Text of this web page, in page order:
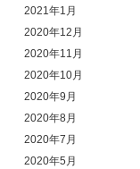
2021年1月
2020年12月
2020年11月
2020年10月
2020年9月
2020年8月
2020年7月
2020年5月